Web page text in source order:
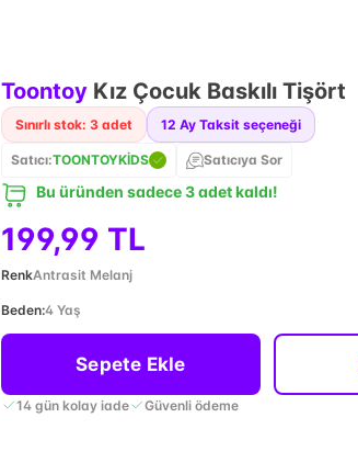
Toontoy Kız Çocuk Baskılı Tişört
Sınırlı stok: 3 adet 12 Ay Taksit seçeneği
Satıcı:TOONTOYKİDS Satıcıya Sor
Bu üründen sadece 3 adet kaldı!
199,99 TL
RenkAntrasit Melanj
Beden:4 Yaş
Sepete Ekle
14 gün kolay iade Güvenli ödeme